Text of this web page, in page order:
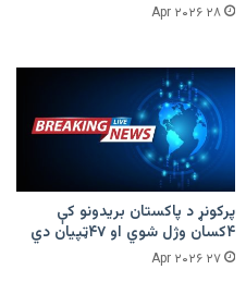
۲۸ Apr ۲۰۲۶
پرکونړ د پاکستان بریدونو کې
۴کسان وژل شوي او ۴۷ټپیان دي
۲۷ Apr ۲۰۲۶